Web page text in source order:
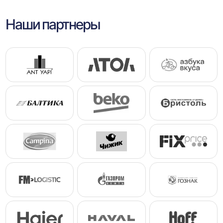
Наши партнеры